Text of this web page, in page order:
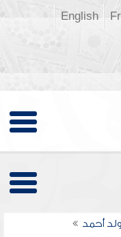
English
أحمد